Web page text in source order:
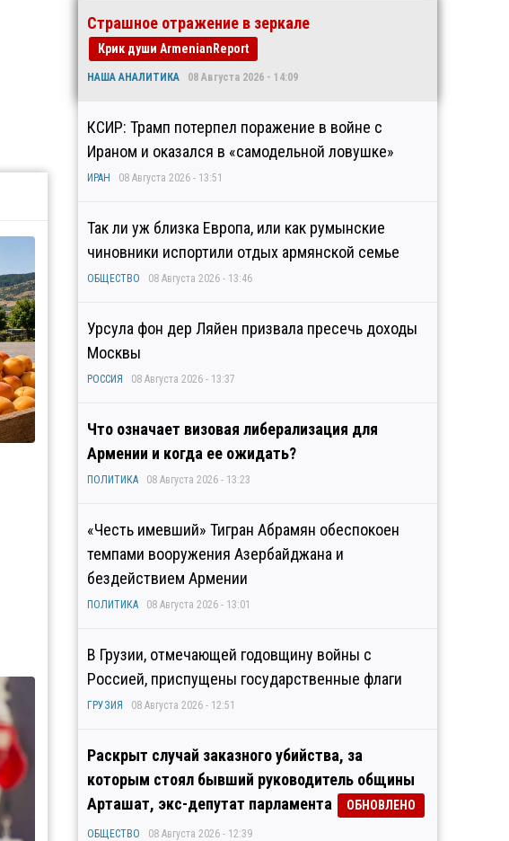
Страшное отражение в зеркале
Крик души ArmenianReport
НАША АНАЛИТИКА 08 Августа 2026 - 14:09
КСИР: Трамп потерпел поражение в войне с
Ираном и оказался в «самодельной ловушке»
ИРАН 08 Августа 2026 - 13:51
Так ли уж близка Европа, или как румынские
чиновники испортили отдых армянской семье
ОБЩЕСТВО 08 Августа 2026 - 13:46
Урсула фон дер Ляйен призвала пресечь доходы
Москвы
РОССИЯ 08 Августа 2026 - 13:37
Что означает визовая либерализация для
Армении и когда ее ожидать?
ПОЛИТИКА 08 Августа 2026 - 13:23
«Честь имевший» Тигран Абрамян обеспокоен
темпами вооружения Азербайджана и
бездействием Армении
ПОЛИТИКА 08 Августа 2026 - 13:01
В Грузии, отмечающей годовщину войны с
Россией, приспущены государственные флаги
ГРУЗИЯ 08 Августа 2026 - 12:51
Раскрыт случай заказного убийства, за
которым стоял бывший руководитель общины
Арташат, экс-депутат парламента
ОБНОВЛЕНО
ОБЩЕСТВО 08 Августа 2026 - 12:39